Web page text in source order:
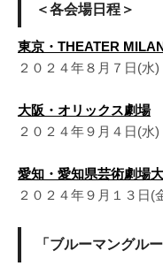
＜各会場日程＞
東京・THEATER
２０２４年８月７日(水
大阪・オリックス劇場
２０２４年９月４日(水
愛知・愛知県芸術劇場
２０２４年９月１３日(
「ブルーマングル